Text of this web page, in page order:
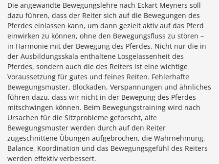
Die angewandte Bewegungslehre nach Eckart Meyners soll
dazu führen, dass der Reiter sich auf die Bewegungen des
Pferdes einlassen kann, um dann gezielt aktiv auf das Pferd
einwirken zu können, ohne den Bewegungsfluss zu stören –
in Harmonie mit der Bewegung des Pferdes. Nicht nur die in
der Ausbildungsskala enthaltene Losgelassenheit des
Pferdes, sondern auch die des Reiters ist eine wichtige
Voraussetzung für gutes und feines Reiten. Fehlerhafte
Bewegungsmuster, Blockaden, Verspannungen und ähnliches
führen dazu, dass wir nicht in der Bewegung des Pferdes
mitschwingen können. Beim Bewegungstraining wird nach
Ursachen für die Sitzprobleme geforscht, alte
Bewegungsmuster werden durch auf den Reiter
zugeschnittene Übungen aufgebrochen, die Wahrnehmung,
Balance, Koordination und das Bewegungsgefühl des Reiters
werden effektiv verbessert.